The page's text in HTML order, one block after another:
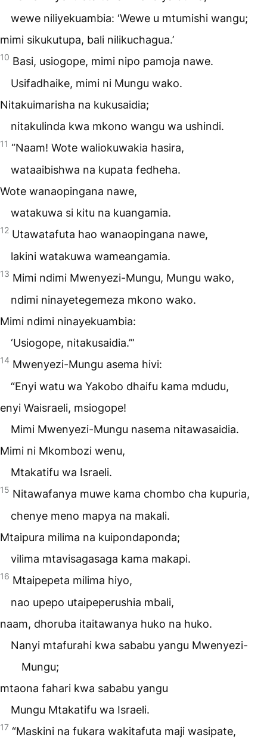
wewe niliyekuambia: ‘Wewe u mtumishi wangu;
mimi sikukutupa, bali nilikuchagua.’
10 Basi, usiogope, mimi nipo pamoja nawe.
Usifadhaike, mimi ni Mungu wako.
Nitakuimarisha na kukusaidia;
nitakulinda kwa mkono wangu wa ushindi.
11 “Naam! Wote waliokuwakia hasira,
wataaibishwa na kupata fedheha.
Wote wanaopingana nawe,
watakuwa si kitu na kuangamia.
12 Utawatafuta hao wanaopingana nawe,
lakini watakuwa wameangamia.
13 Mimi ndimi Mwenyezi-Mungu, Mungu wako,
ndimi ninayetegemeza mkono wako.
Mimi ndimi ninayekuambia:
‘Usiogope, nitakusaidia.’”
14 Mwenyezi-Mungu asema hivi:
“Enyi watu wa Yakobo dhaifu kama mdudu,
enyi Waisraeli, msiogope!
Mimi Mwenyezi-Mungu nasema nitawasaidia.
Mimi ni Mkombozi wenu,
Mtakatifu wa Israeli.
15 Nitawafanya muwe kama chombo cha kupuria,
chenye meno mapya na makali.
Mtaipura milima na kuipondaponda;
vilima mtavisagasaga kama makapi.
16 Mtaipepeta milima hiyo,
nao upepo utaipeperushia mbali,
naam, dhoruba itaitawanya huko na huko.
Nanyi mtafurahi kwa sababu yangu Mwenyezi-
Mungu;
mtaona fahari kwa sababu yangu
Mungu Mtakatifu wa Israeli.
17 “Maskini na fukara wakitafuta maji wasipate,